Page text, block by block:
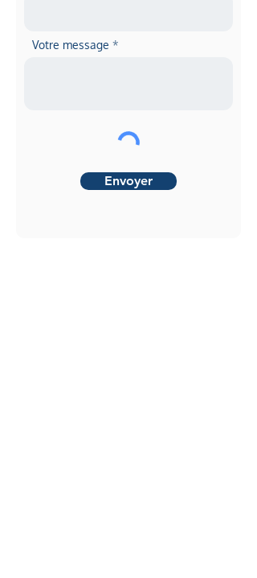
Votre message
Envoyer